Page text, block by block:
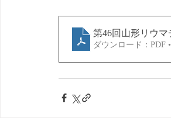
第46回山形リウマ
ダウンロード：PDF